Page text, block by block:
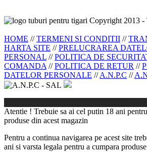
Copyright 2013 -
HOME //TERMENI SI CONDITII //
HARTA SITE //PRELUCRAREA
PERSONAL //POLITICA DE
COMANDA //POLITICA DE RETUR //
DATELOR PERSONALE //A.N.P.C //
Atentie ! Trebuie sa ai cel putin 18 ani
produse din acest magazin
Pentru a continua navigarea pe acest site
ani si varsta legala pentru a cumpara